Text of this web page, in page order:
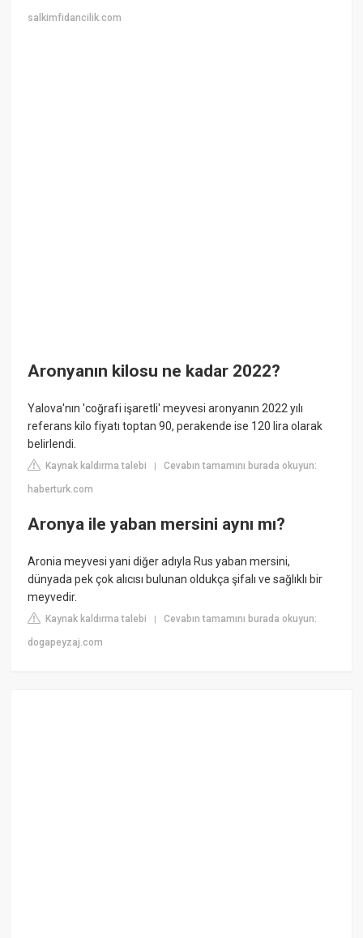
salkimfidancilik.com
Aronyanın kilosu ne kadar 2022?
Yalova'nın 'coğrafi işaretli' meyvesi aronyanın 2022 yılı
referans kilo fiyatı toptan 90, perakende ise 120 lira olarak
belirlendi.
Kaynak kaldırma talebi |Cevabın tamamını burada okuyun:
haberturk.com
Aronya ile yaban mersini aynı mı?
Aronia meyvesi yani diğer adıyla Rus yaban mersini,
dünyada pek çok alıcısı bulunan oldukça şifalı ve sağlıklı bir
meyvedir.
Kaynak kaldırma talebi |Cevabın tamamını burada okuyun:
dogapeyzaj.com